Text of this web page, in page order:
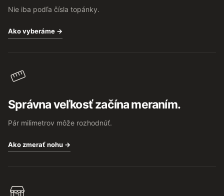
Nie iba podľa čísla topánky.
Ako vyberáme →
Správna veľkosť začína meraním.
Pár milimetrov môže rozhodnúť.
Ako zmerať nohu →